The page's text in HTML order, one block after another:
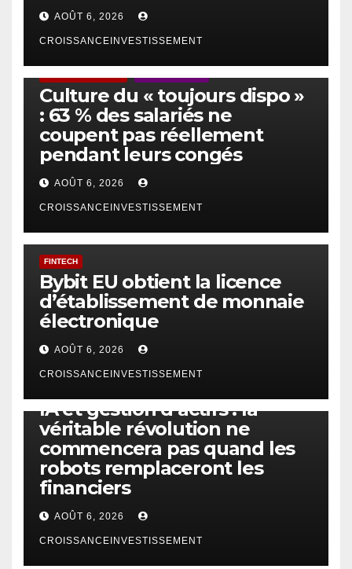
AOÛT 6, 2026
CROISSANCEINVESTISSEMENT
Culture du « toujours dispo »
: 63 % des salariés ne
coupent pas réellement
pendant leurs congés
AOÛT 6, 2026
CROISSANCEINVESTISSEMENT
FINTECH
Bybit EU obtient la licence
d’établissement de monnaie
électronique
AOÛT 6, 2026
CROISSANCEINVESTISSEMENT
IA et gestion d’actifs : la
véritable révolution ne
commencera pas quand les
robots remplaceront les
financiers
AOÛT 6, 2026
CROISSANCEINVESTISSEMENT